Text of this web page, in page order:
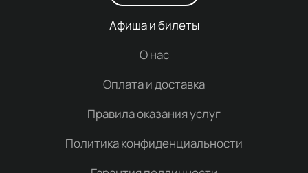
Афиша и билеты
О нас
Оплата и доставка
Правила оказания услуг
Политика конфиденциальности